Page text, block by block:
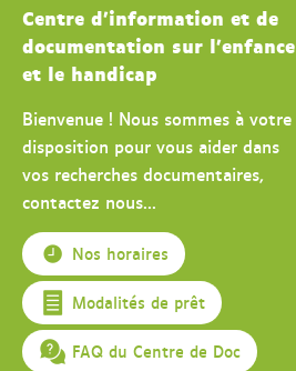
Centre d'information et de
documentation sur l'enfance
et le handicap
Bienvenue ! Nous sommes à votre
disposition pour vous aider dans
vos recherches documentaires,
contactez nous...
Nos horaires
Modalités de prêt
FAQ du Centre de Doc